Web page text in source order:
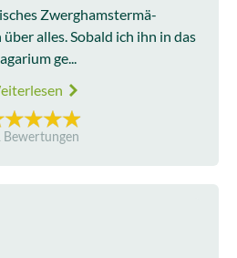
Zwerghamstermä-
alles. Sobald ich ihn in das
ge...
Bewertungen